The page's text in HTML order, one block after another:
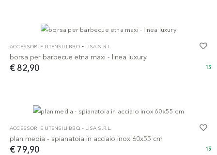
ACCESSORI E UTENSILI BBQ - LISA S.R.L.
borsa per barbecue etna maxi - linea luxury
€ 82,90 15
ACCESSORI E UTENSILI BBQ - LISA S.R.L.
plan media - spianatoia in acciaio inox 60x55 cm
€ 79,90 15